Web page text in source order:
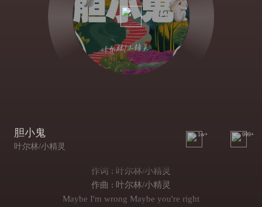
胆小鬼
叶尔林/小精灵
1w+ 999+
作词 : 叶尔林/小精灵
作曲 : 叶尔林/小精灵
Maybe I'm wrong Maybe you're right